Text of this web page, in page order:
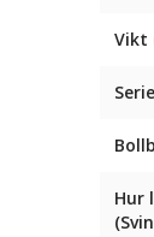
Vikt
Serie
Hur